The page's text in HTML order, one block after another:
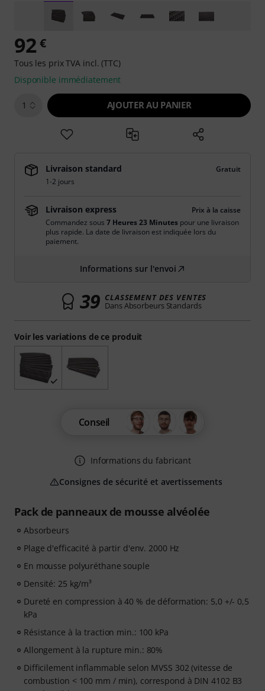
Pack de panneaux de mousse alvéolée
Absorbeurs
Plage d'efficacité à partir d'env. 2000 Hz
En mousse polyuréthane souple
Densité: 25 kg/m³
Dureté en compression à 40 % de déformation: 5,0 +/- 0,5
kPa
Résistance à la traction min.: 100 kPa
Allongement à la rupture min.: 80%
Difficilement inflammable selon MVSS 302 (vitesse de
combustion < 100 mm / min), correspond à DIN 4102 B3
Voir les variations de ce produit
92 €
Tous les prix TVA incl. (TTC)
Disponible immédiatement
1 AJOUTER AU PANIER
Livraison standard
Gratuit
1-2 jours
Livraison express
Prix à la caisse
Commandez sous 7 Heures 23 Minutes pour une livraison
plus rapide. La date de livraison est indiquée lors du
paiement.
Informations sur l'envoi
39 CLASSEMENT DES VENTES
Dans Absorbeurs Standards
Conseil
Informations du fabricant
Consignes de sécurité et avertissements